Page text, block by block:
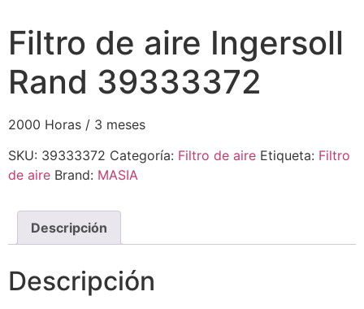
Filtro de aire Ingersoll
Rand 39333372
2000 Horas / 3 meses
SKU: 39333372 Categoría: Filtro de aire Etiqueta: Filtro
de aire Brand: MASIA
Descripción
Descripción